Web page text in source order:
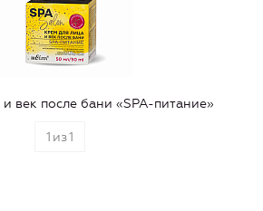
век после бани «SPA-питание»
1 из1